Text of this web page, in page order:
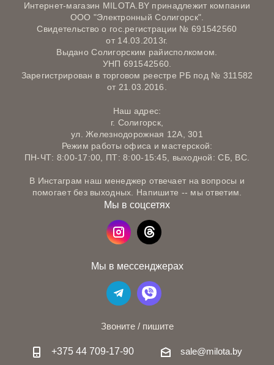
Интернет-магазин MILOTA.BY принадлежит компании
ООО "Электронный Солигорск".
Свидетельство о гос.регистрации № 691542560
от 14.03.2013г.
Выдано Солигорским райисполкомом.
УНП 691542560.
Зарегистрирован в торговом реестре РБ под № 311582
от 21.03.2016.
Наш адрес:
г. Солигорск,
ул. Железнодорожная 12А, 301
Режим работы офиса и мастерской:
ПН-ЧТ: 8:00-17:00, ПТ: 8:00-15:45, выходной: СБ, ВС.
В Инстаграм наш менеджер отвечает на вопросы и
помогает без выходных. Напишите -- мы ответим.
Мы в соцсетях
Мы в мессенджерах
Звоните / пишите
+375 44 709-17-90 sale@milota.by